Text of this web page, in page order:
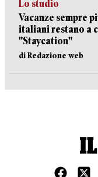
Lo studio
Vacanze sempre
italiani restano a
"Staycation"
di Redazione web